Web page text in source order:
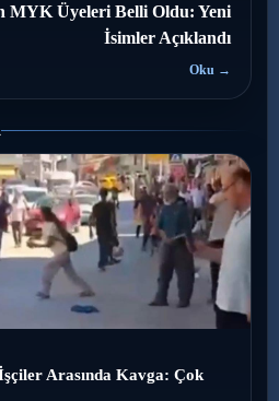
MYK Üyeleri Belli Oldu: Yeni
İsimler Açıklandı
Oku →
Arasında Kavga: Çok